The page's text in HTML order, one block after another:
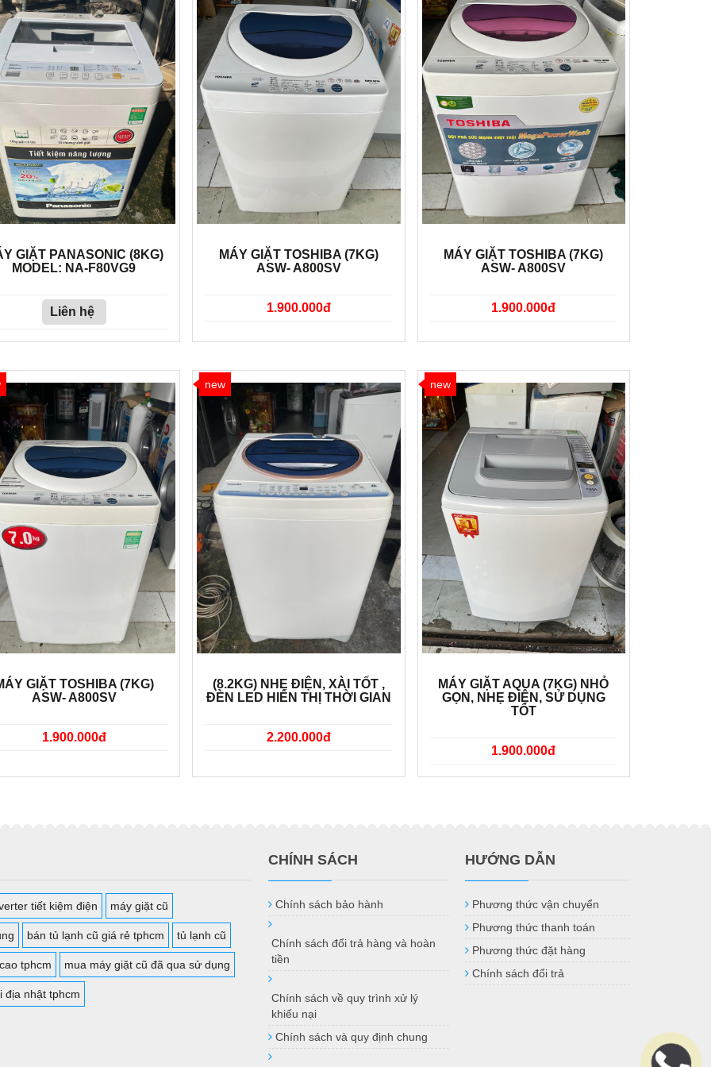
GIẶT PANASONIC (8KG)
MODEL: NA-F80VG9
Liên hệ
MÁY GIẶT TOSHIBA (7KG)
ASW- A800SV
1.900.000đ
MÁY GIẶT TOSHIBA (7KG)
ASW- A800SV
1.900.000đ
GIẶT TOSHIBA (7KG)
ASW- A800SV
1.900.000đ
new
(8.2KG) NHẸ ĐIỆN, XÀI TỐT ,
ĐÈN LED HIỂN THỊ THỜI GIAN
2.200.000đ
new
MÁY GIẶT AQUA (7KG) NHỎ
GỌN, NHẸ ĐIỆN, SỬ DỤNG
TỐT
1.900.000đ
tiết kiệm điện máy giặt cũ
bán tủ lạnh cũ giá rẻ tphcm tủ lạnh cũ
tphcm mua máy giặt cũ đã qua sử dụng
địa nhật tphcm
CHÍNH SÁCH
Chính sách bảo hành
Chính sách đổi trả hàng và hoàn
tiền
Chính sách về quy trình xử lý
khiếu nại
Chính sách và quy định chung
HƯỚNG DẪN
Phương thức vận chuyển
Phương thức thanh toán
Phương thức đặt hàng
Chính sách đổi trả